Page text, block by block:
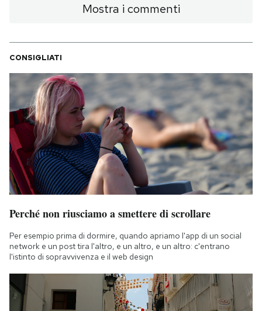
Mostra i commenti
CONSIGLIATI
Perché non riusciamo a smettere di scrollare
Per esempio prima di dormire, quando apriamo l'app di un social
network e un post tira l'altro, e un altro, e un altro: c'entrano
l'istinto di sopravvivenza e il web design